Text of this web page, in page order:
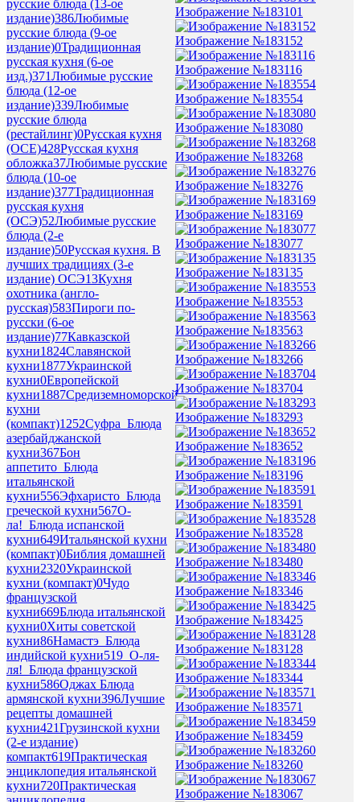
русские блюда (13-ое
издание)386Любимые
русские блюда (9-ое
издание)0Традиционная
русская кухня (6-ое
изд.)371Любимые русские
блюда (12-ое
издание)339Любимые
русские блюда
(рестайлинг)0Русская кухня
(ОСЕ)428Русская кухня
обложка37Любимые русские
блюда (10-ое
издание)377Традиционная
русская кухня
(ОСЭ)52Любимые русские
блюда (2-е
издание)50Русская кухня. В
лучших традициях (3-е
издание) ОСЭ13Кухня
охотника (англо-
русская)583Пироги по-
русски (6-ое
издание)77Кавказской
кухни1824Славянской
кухни1877Украинской
кухни0Европейской
кухни1887Средиземноморской
кухни
(компакт)1252Суфра_Блюда
азербайджанской
кухни367Бон
аппетито_Блюда
итальянской
кухни556Эфхаристо_Блюда
греческой кухни567О-
ла!_Блюда испанской
кухни649Итальянской кухни
(компакт)0Библия домашней
кухни2320Украинской
кухни (компакт)0Чудо
французской
кухни669Блюда итальянской
кухни0Хиты советской
кухни86Намастэ_Блюда
индийской кухни519 _О-ля-
ля!_Блюда французской
кухни586Оджах Блюда
армянской кухни396Лучшие
рецепты домашней
кухни421Грузинской кухни
(2-е издание)
компакт619Практическая
энциклопедия итальянской
кухни720Практическая
Изображение №183101
Изображение №183152
Изображение №183116
Изображение №183554
Изображение №183080
Изображение №183268
Изображение №183276
Изображение №183169
Изображение №183077
Изображение №183135
Изображение №183553
Изображение №183563
Изображение №183266
Изображение №183704
Изображение №183293
Изображение №183652
Изображение №183196
Изображение №183591
Изображение №183528
Изображение №183480
Изображение №183346
Изображение №183425
Изображение №183128
Изображение №183344
Изображение №183571
Изображение №183459
Изображение №183260
Изображение №183067